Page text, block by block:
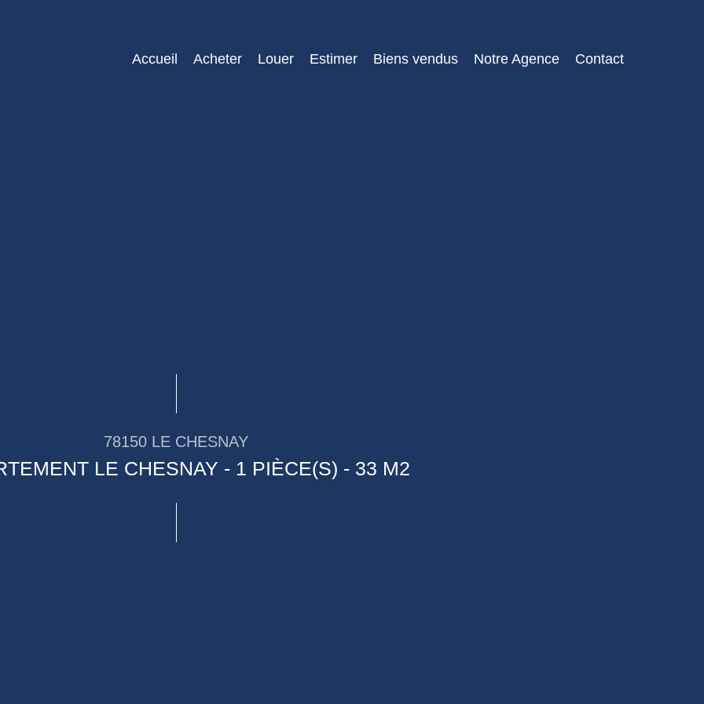
Accueil Acheter Louer Estimer Biens vendus Notre Agence Contact
78150 LE CHESNAY
LE CHESNAY - 1 PIÈCE(S) - 33 M2